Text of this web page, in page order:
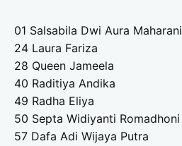
01 Salsabila Dwi Aura Maharani
24 Laura Fariza
28 Queen Jameela
40 Raditiya Andika
49 Radha Eliya
50 Septa Widiyanti Romadhoni
57 Dafa Adi Wijaya Putra